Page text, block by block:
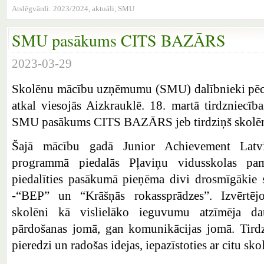
Atslēgvārdi: 2023/2024 aktuāli SMU
SMU pasākums CITS BAZĀRS
2023-03-29
Skolēnu mācību uzņēmumu (SMU) dalībnieki
atkal viesojās Aizkrauklē. 18. martā
SMU pasākums CITS BAZĀRS jeb tirdziņš
Šajā mācību gadā Junior Achievement
programmā piedalās Pļaviņu vidusskolas
piedalīties pasākumā pieņēma divi drosmīgākie
-“BEP” un “Krāšņās rokassprādzes”.
skolēni kā vislielāko ieguvumu atzīmēja
pārdošanas jomā, gan komunikācijas jomā.
pieredzi un radošas idejas, iepazīstoties ar citu